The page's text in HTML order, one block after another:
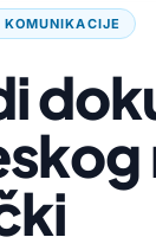
KOMUNIKACIJE